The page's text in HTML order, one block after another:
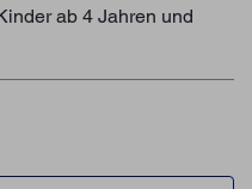
ab 4 Jahren und